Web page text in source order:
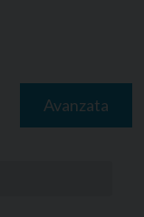
Avanzata